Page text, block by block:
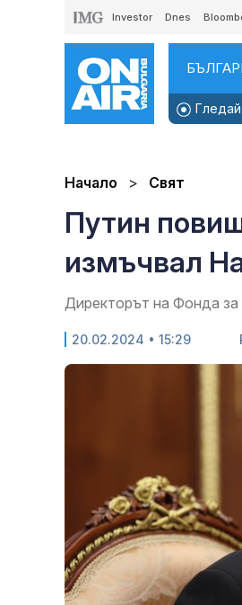
Investor Dnes
Начало Свят
Путин
измъчвал
Директорът на Фонда за
20.02.2024 • 15:29